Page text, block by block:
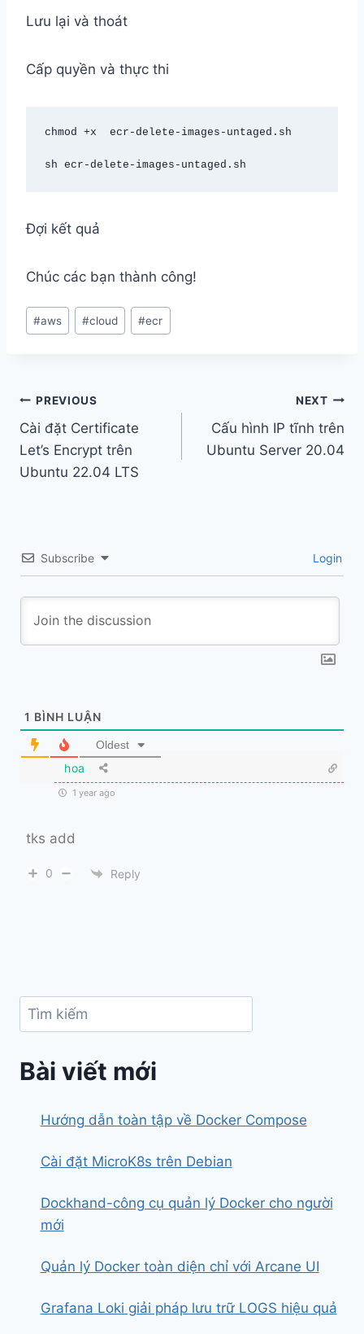
Lưu lại và thoát
Cấp quyền và thực thi
chmod +x  ecr-delete-images-untaged.sh
sh ecr-delete-images-untaged.sh
Đợi kết quả
Chúc các bạn thành công!
Post
Tags:
#aws #cloud #ecr
Post
navigation
PREVIOUS
Cài đặt Certificate
Let’s Encrypt trên
Ubuntu 22.04 LTS
NEXT
Cấu hình IP tĩnh trên
Ubuntu Server 20.04
Subscribe Login
1 BÌNH LUẬN
Oldest
hoa
1 year ago
tks add
0 Reply
Bài viết mới
Hướng dẫn toàn tập về Docker Compose
Cài đặt MicroK8s trên Debian
Dockhand-công cụ quản lý Docker cho người
mới
Quản lý Docker toàn diện chỉ với Arcane UI
Grafana Loki giải pháp lưu trữ LOGS hiệu quả